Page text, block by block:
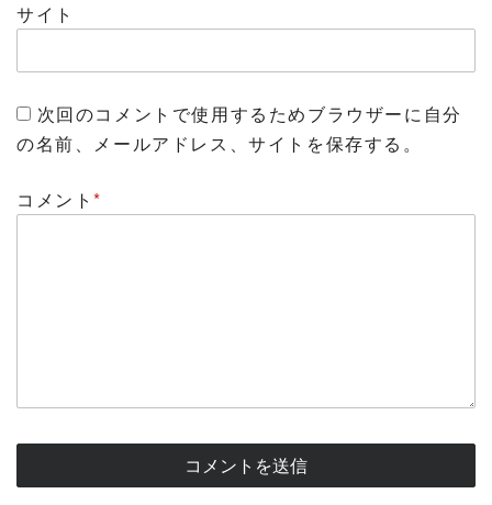
サイト
次回のコメントで使用するためブラウザーに自分
の名前、メールアドレス、サイトを保存する。
コメント*